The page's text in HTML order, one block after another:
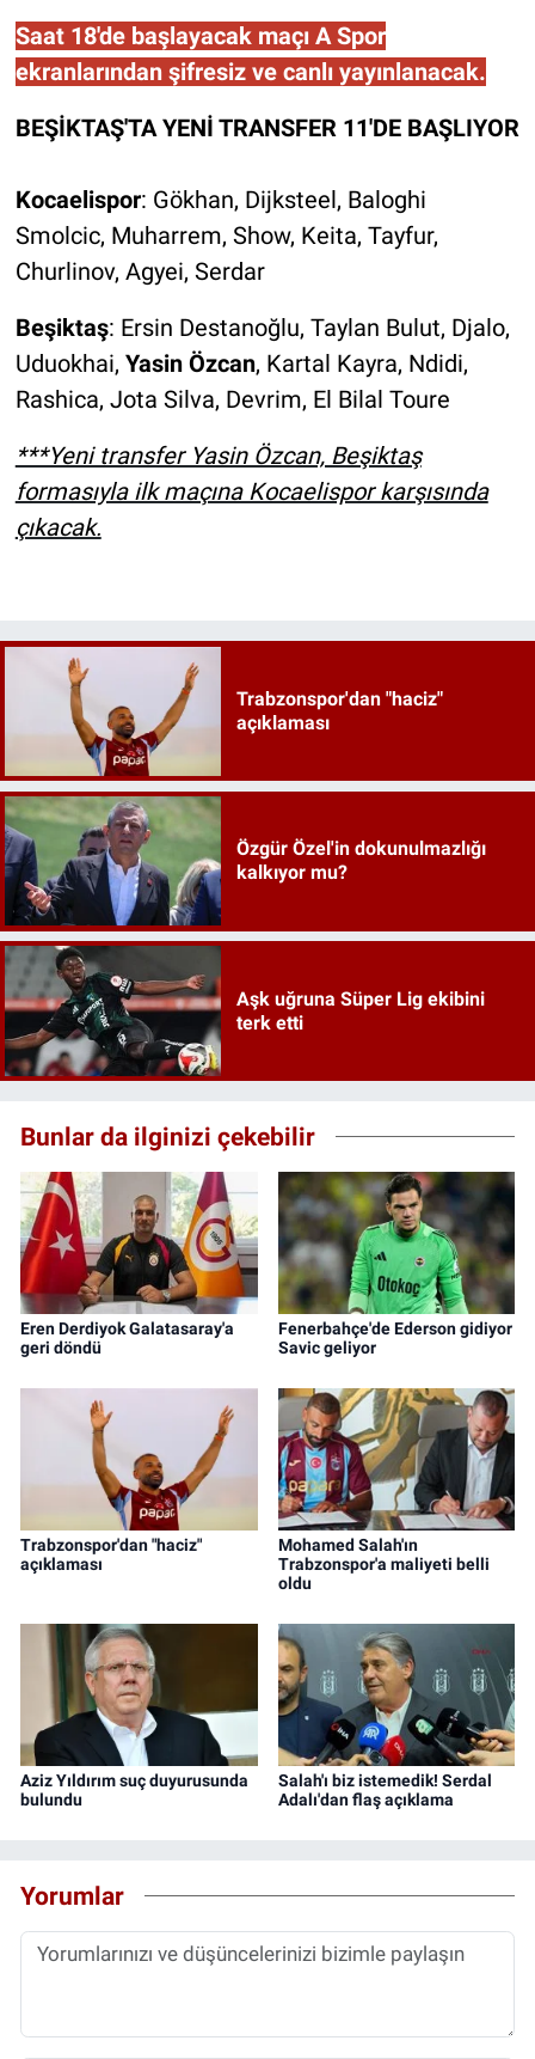
Saat 18'de başlayacak maçı A Spor
ekranlarından şifresiz ve canlı yayınlanacak.
BEŞİKTAŞ'TA YENİ TRANSFER 11'DE BAŞLIYOR
Kocaelispor: Gökhan, Dijksteel, Baloghi
Smolcic, Muharrem, Show, Keita, Tayfur,
Churlinov, Agyei, Serdar
Beşiktaş: Ersin Destanoğlu, Taylan Bulut, Djalo,
Uduokhai, Yasin Özcan, Kartal Kayra, Ndidi,
Rashica, Jota Silva, Devrim, El Bilal Toure
***Yeni transfer Yasin Özcan, Beşiktaş
formasıyla ilk maçına Kocaelispor karşısında
çıkacak.
Trabzonspor'dan "haciz"
açıklaması
Özgür Özel'in dokunulmazlığı
kalkıyor mu?
Aşk uğruna Süper Lig ekibini
terk etti
Bunlar da ilginizi çekebilir
Eren Derdiyok Galatasaray'a
geri döndü
Fenerbahçe'de Ederson gidiyor
Savic geliyor
Trabzonspor'dan "haciz"
açıklaması
Mohamed Salah'ın
Trabzonspor'a maliyeti belli
oldu
Aziz Yıldırım suç duyurusunda
bulundu
Salah'ı biz istemedik! Serdal
Adalı'dan flaş açıklama
Yorumlar